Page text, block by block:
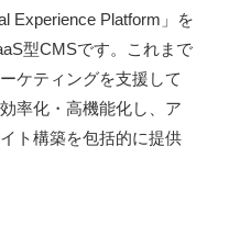
Experience Platform」を
型CMSです。これまで
ケティングを支援して
率化・高機能化し、ア
ト構築を包括的に提供